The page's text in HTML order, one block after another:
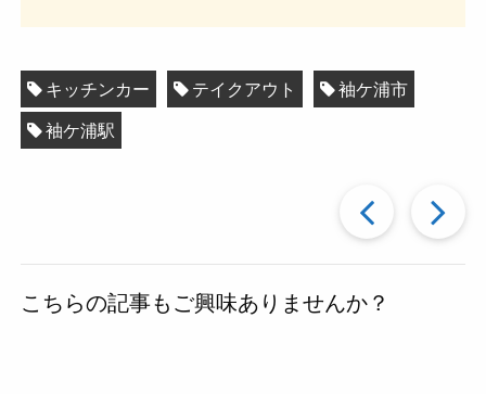
キッチンカー テイクアウト
袖ケ浦市
袖ケ浦駅
過
去
こちらの記事もご興味ありませんか？